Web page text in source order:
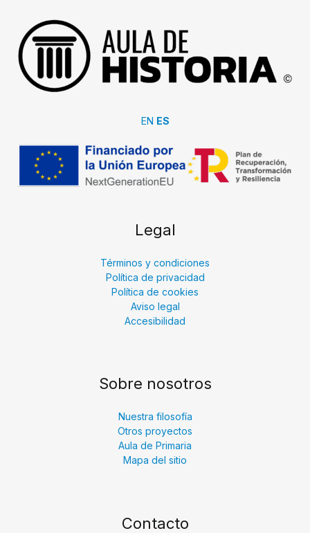
EN ES
Legal
Términos y condiciones
Política de privacidad
Política de cookies
Aviso legal
Accesibilidad
Sobre nosotros
Nuestra filosofía
Otros proyectos
Aula de Primaria
Mapa del sitio
Contacto